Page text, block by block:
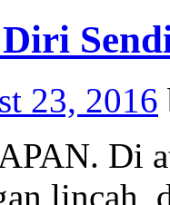
23, 2016
Di
lincah,